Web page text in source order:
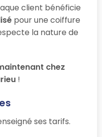
client bénéficie
pour une coiffure
la nature de
chez
!
ses tarifs.